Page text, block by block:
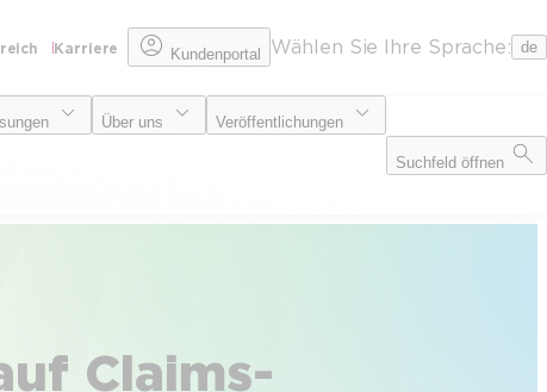
Karriere Kundenportal Wählen Sie Ihre Sprache: de
Über uns Veröffentlichungen
Suchfeld öffnen
Claims-